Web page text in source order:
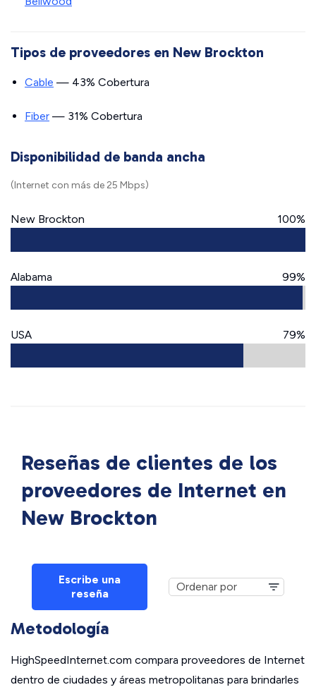
Tipos de proveedores en New Brockton
Cable — 43% Cobertura
Fiber — 31% Cobertura
Disponibilidad de banda ancha
(Internet con más de 25 Mbps)
New Brockton 100%
Alabama 99%
USA 79%
Reseñas de clientes de los
proveedores de Internet en
New Brockton
Escribe una
reseña
Metodología
HighSpeedInternet.com compara proveedores de Internet
dentro de ciudades y áreas metropolitanas para brindarles